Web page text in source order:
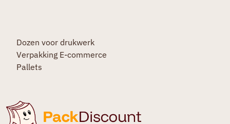
Dozen voor drukwerk
Verpakking E-commerce
Pallets